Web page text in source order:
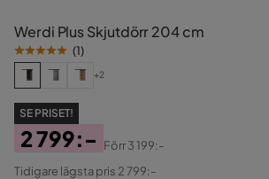
Werdi Plus Skjutdörr 204 cm
(1)
+2
SE PRISET!
Pris
2 799:-
Original
Förr3 199:-
Tidigare lägsta pris 2 799:-